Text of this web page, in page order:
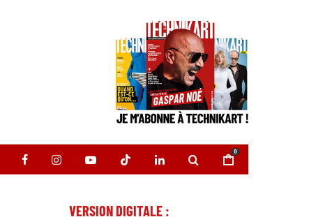
0
VERSION DIGITALE :